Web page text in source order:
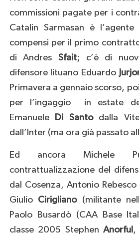
commissioni pagate per i
Catalin Sarmasan è
compensi per il primo
di AndresSfait; c’è di
difensore lituano Eduardo
Primavera a gennaio scorso,
per l’ingaggio in estate
Emanuele
Di Santodalla
dall’Inter (ma ora già passato
Ed ancora Michele
contrattualizzazione del
dal Cosenza, Antonio
Giulio Cirigliano(militante
Paolo Busardò (CAA Base
classe 2005 Stephen Anorful ,